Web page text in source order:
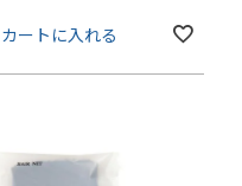
カートに入れる